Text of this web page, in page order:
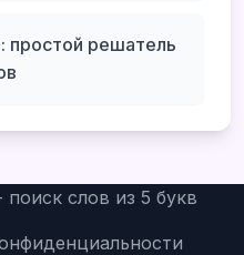
простой решатель
слов из 5 букв